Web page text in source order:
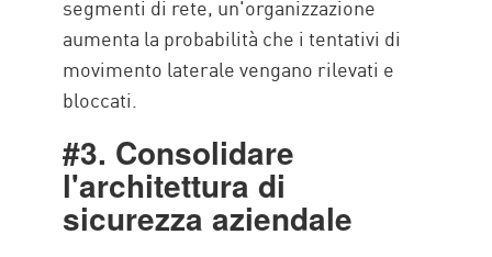
segmenti di rete, un'organizzazione
aumenta la probabilità che i tentativi di
movimento laterale vengano rilevati e
bloccati.
#3. Consolidare
l'architettura di
sicurezza aziendale